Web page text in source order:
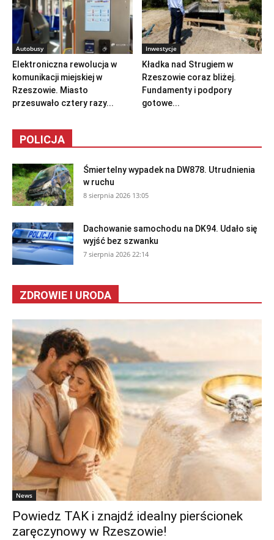
Autobusy
Elektroniczna rewolucja w
komunikacji miejskiej w
Rzeszowie. Miasto
przesuwało cztery razy...
Inwestycje
Kładka nad Strugiem w
Rzeszowie coraz bliżej.
Fundamenty i podpory
gotowe...
POLICJA
Śmiertelny wypadek na DW878. Utrudnienia
w ruchu
8 sierpnia 2026 13:05
Dachowanie samochodu na DK94. Udało się
wyjść bez szwanku
7 sierpnia 2026 22:14
ZDROWIE I URODA
News
Powiedz TAK i znajdź idealny pierścionek
zaręczynowy w Rzeszowie!